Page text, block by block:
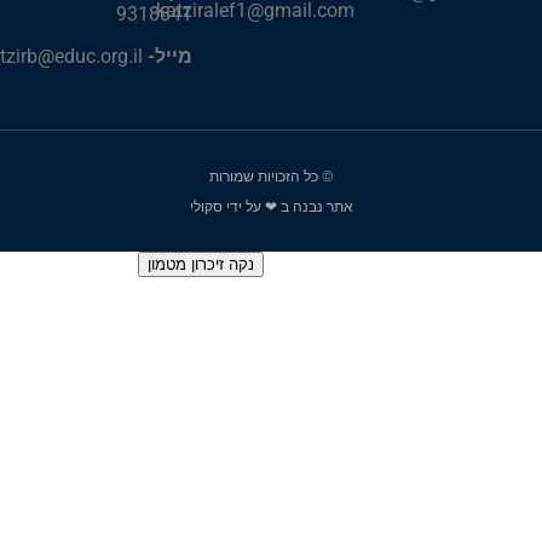
katziralef1@gmail.com
9318841
מייל-katzirb@educ.org.il
© כל הזכויות שמורות
אתר נבנה ב ❤ על ידי סקולי
נקה זיכרון מטמון